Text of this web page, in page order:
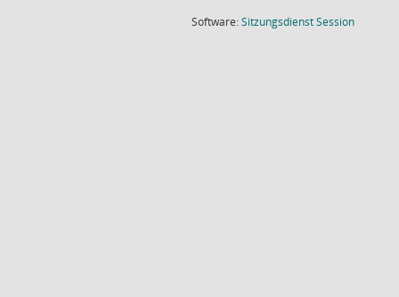
Software:SitzungsdienstSession(Wird in